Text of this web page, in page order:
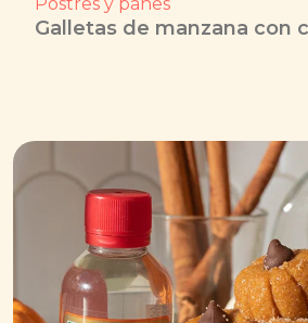
Galletas de manzana con